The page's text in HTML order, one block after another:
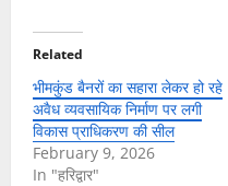
Related
भीमकुंड बैनरों का सहारा लेकर हो रहे
अवैध व्यवसायिक निर्माण पर लगी
विकास प्राधिकरण की सील
February 9, 2026
In "हरिद्वार"